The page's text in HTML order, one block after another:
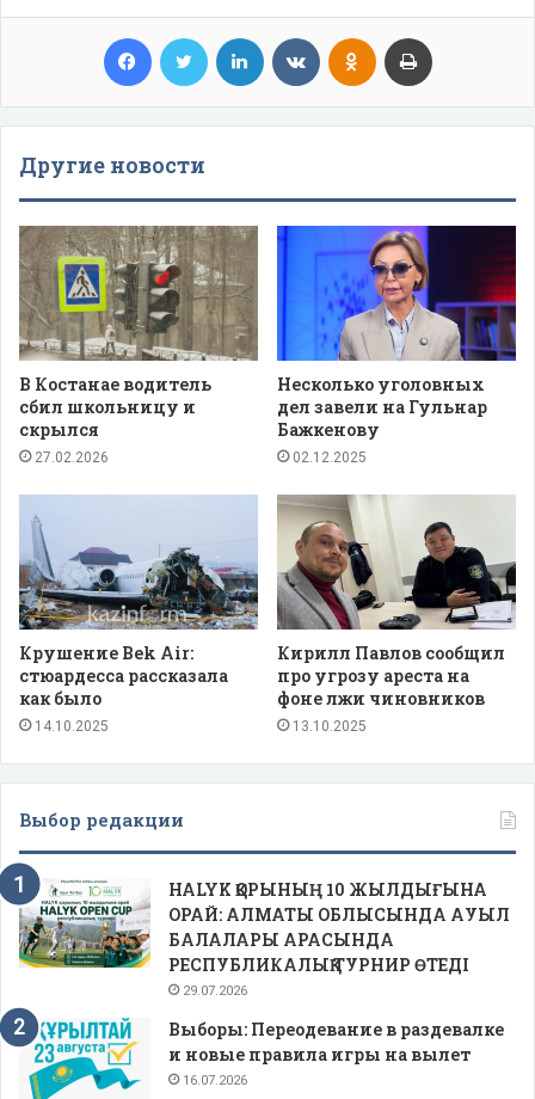
Facebook Twitter LinkedIn VKontakteOdnoklassniki
Другие новости
В Костанае водитель
сбил школьницу и
скрылся
27.02.2026
Несколько уголовных
дел завели на Гульнар
Бажкенову
02.12.2025
Крушение Bek Air:
стюардесса рассказала
как было
14.10.2025
Кирилл Павлов сообщил
про угрозу ареста на
фоне лжи чиновников
13.10.2025
Выбор редакции
HALYK ҚОРЫНЫҢ 10 ЖЫЛДЫҒЫНА
ОРАЙ: АЛМАТЫ ОБЛЫСЫНДА АУЫЛ
БАЛАЛАРЫ АРАСЫНДА
РЕСПУБЛИКАЛЫҚ ТУРНИР ӨТЕДІ
29.07.2026
Выборы: Переодевание в раздевалке
и новые правила игры на вылет
16.07.2026